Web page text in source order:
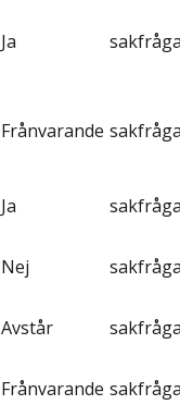
Ja
Frånvarande
Ja
Nej
Avstår
Frånvarande